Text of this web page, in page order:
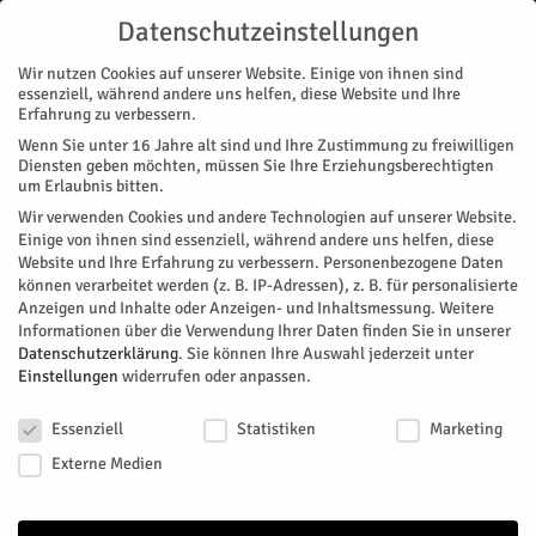
Start Stadtteile Jülich Im Sinne von Brigitte Habig
STADTTEILE JÜLICH
Im Sinne von Brigitte Habig
Ende September haben Freundinnen von Brigitte Habig die
"Alte Weberei" in Rödingen noch einmal geöffnet und Kunst
und Bücher aus ihrem Nachlass verkauft. Der Erlös ging jetzt
an "Frauen helfen Frauen e.V.".
VonBritta Sylvester- Oktober 12, 2025 299
Facebook
Datenschutzeinstellungen
Wir nutzen Cookies auf unserer Website. Einige von ihnen sind
essenziell, während andere uns helfen, diese Website und Ihre
Erfahrung zu verbessern.
Wenn Sie unter 16 Jahre alt sind und Ihre Zustimmung zu freiwilligen
Diensten geben möchten, müssen Sie Ihre Erziehungsberechtigten
um Erlaubnis bitten.
Wir verwenden Cookies und andere Technologien auf unserer Website.
Einige von ihnen sind essenziell, während andere uns helfen, diese
Website und Ihre Erfahrung zu verbessern. Personenbezogene Daten
können verarbeitet werden (z. B. IP-Adressen), z. B. für personalisierte
Anzeigen und Inhalte oder Anzeigen- und Inhaltsmessung. Weitere
Informationen über die Verwendung Ihrer Daten finden Sie in unserer
Datenschutzerklärung. Sie können Ihre Auswahl jederzeit unter
Einstellungen widerrufen oder anpassen.
Essenziell
Statistiken
Marketing
Externe Medien